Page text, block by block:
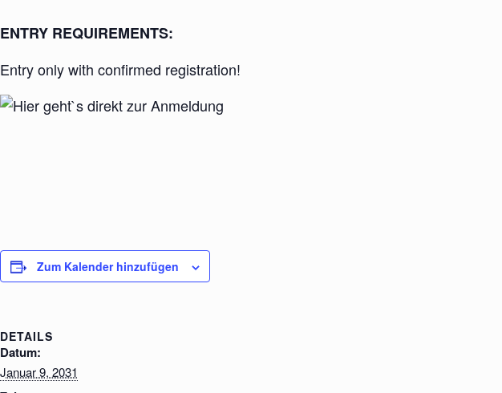
ENTRY REQUIREMENTS:
Entry only with confirmed registration!
Zum Kalender hinzufügen
DETAILS
Datum:
Januar 9, 2031